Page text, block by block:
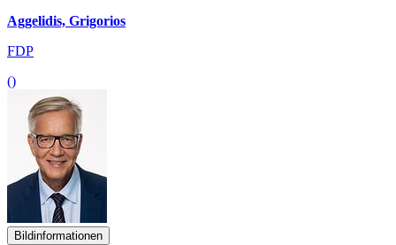
Aggelidis, Grigorios
FDP
()
Bildinformationen